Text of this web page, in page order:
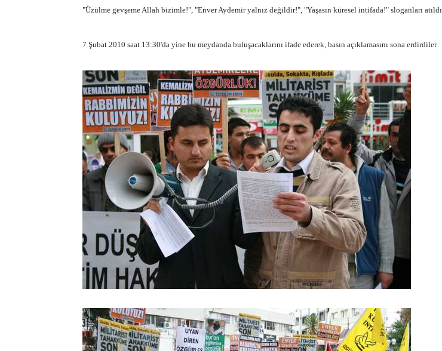
"Üzülme gevşeme Allah bizimle!", "Enver Aydemir yalnız değildir!", "Yaşasın küresel intifada!" sloganları atıldı.
7 Şubat 2010 saat 13:30'da yine bu meydanda buluşacaklarını ifade ederek, basın açıklamasını sona erdirdiler.